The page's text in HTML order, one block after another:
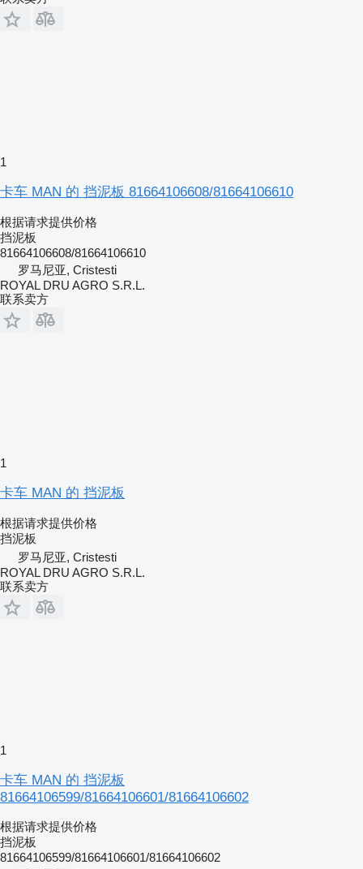
1
卡车 MAN 的 挡泥板 81664106608/81664106610
根据请求提供价格
挡泥板
81664106608/81664106610
罗马尼亚, Cristesti
ROYAL DRU AGRO S.R.L.
联系卖方
1
卡车 MAN 的 挡泥板
根据请求提供价格
挡泥板
罗马尼亚, Cristesti
ROYAL DRU AGRO S.R.L.
联系卖方
1
卡车 MAN 的 挡泥板
81664106599/81664106601/81664106602
根据请求提供价格
挡泥板
81664106599/81664106601/81664106602